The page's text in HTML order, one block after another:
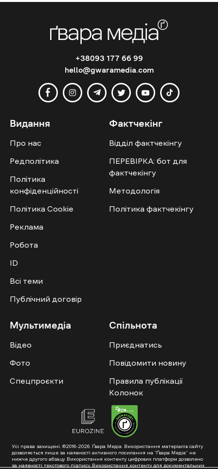
+38093 177 66 99
hello@gwaramedia.com
Видання
Про нас
Редполітика
Політика
конфіденційності
Політика Cookie
Реклама
Робота
ID
Всі теми
Публічний договір
Фактчекінг
Відділ фактчекінгу
ПЕРЕВІРКА: бот для
фактчекінгу
Методологія
Політика фактчекінгу
Мультимедіа
Відео
Фото
Спецпроєкти
Спільнота
Приєднатись
Повідомити новину
Правила публікації
Колонок
Усі права захищені. ©2016-2026. Ґвара Медіа. Використання матеріалів сайту
дозволяється лише за наявності активного посилання на “Ґвара Медіа” не
нижче другого абзацу. Використання контенту цифрових платформ дозволено
за наявності текстового підпису. Використання контенту для документальних